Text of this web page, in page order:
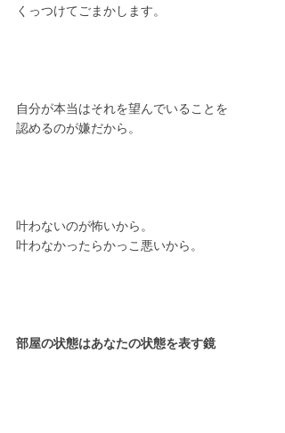
くっつけてごまかします。
自分が本当はそれを望んでいることを
認めるのが嫌だから。
叶わないのが怖いから。
叶わなかったらかっこ悪いから。
部屋の状態はあなたの状態を表す鏡